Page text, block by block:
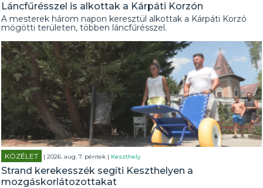
Láncfűrésszel is alkottak a Kárpáti Korzón
A mesterek három napon keresztül alkottak a Kárpáti Korzó
mögötti területen, többen láncfűrésszel.
KÖZÉLET | 2026. aug. 7. péntek | Keszthely
Strand kerekesszék segíti Keszthelyen a
mozgáskorlátozottakat